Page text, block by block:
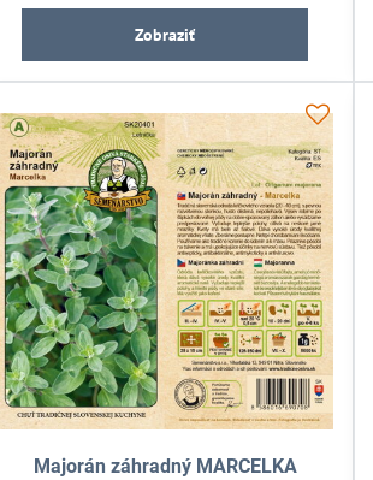
Zobraziť
Majorán záhradný MARCELKA